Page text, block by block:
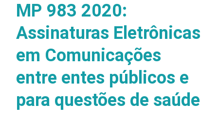
MP 983 2020:
Assinaturas Eletrônicas
em Comunicações
entre entes públicos e
para questões de saúde